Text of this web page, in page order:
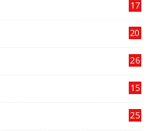
17
20
26
15
25